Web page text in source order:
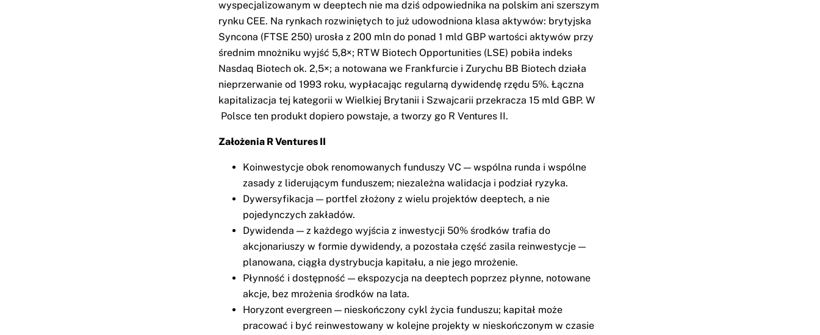
wyspecjalizowanym w deeptech nie ma dziś odpowiednika na polskim ani szerszym
rynku CEE. Na rynkach rozwiniętych to już udowodniona klasa aktywów: brytyjska
Syncona (FTSE 250) urosła z 200 mln do ponad 1 mld GBP wartości aktywów przy
średnim mnożniku wyjść 5,8×; RTW Biotech Opportunities (LSE) pobiła indeks
Nasdaq Biotech ok. 2,5×; a notowana we Frankfurcie i Zurychu BB Biotech działa
nieprzerwanie od 1993 roku, wypłacając regularną dywidendę rzędu 5%. Łączna
kapitalizacja tej kategorii w Wielkiej Brytanii i Szwajcarii przekracza 15 mld GBP. W
Polsce ten produkt dopiero powstaje, a tworzy go R Ventures II.
Założenia R Ventures II
Koinwestycje obok renomowanych funduszy VC — wspólna runda i wspólne
zasady z liderującym funduszem; niezależna walidacja i podział ryzyka.
Dywersyfikacja — portfel złożony z wielu projektów deeptech, a nie
pojedynczych zakładów.
Dywidenda — z każdego wyjścia z inwestycji 50% środków trafia do
akcjonariuszy w formie dywidendy, a pozostała część zasila reinwestycje —
planowana, ciągła dystrybucja kapitału, a nie jego mrożenie.
Płynność i dostępność — ekspozycja na deeptech poprzez płynne, notowane
akcje, bez mrożenia środków na lata.
Horyzont evergreen — nieskończony cykl życia funduszu; kapitał może
pracować i być reinwestowany w kolejne projekty w nieskończonym w czasie